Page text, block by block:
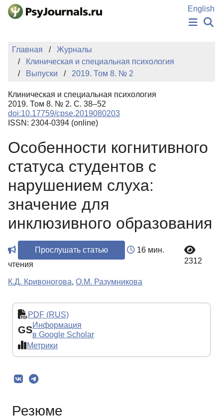
Перейти к основному содержанию
English
НОВОСТИ
АВТОРЫ
КЛЮЧЕВЫЕ СЛОВА
Регистрация
Главная
Журналы
Клиническая и специальная психология
Выпуски
2019. Том 8. № 2
Клиническая и специальная психология
2019. Том 8. № 2. С. 38–52
doi:10.17759/cpse.2019080203
ISSN: 2304-0394 (online)
Особенности когнитивного
статуса студентов с
нарушением слуха:
значение для
инклюзивного образования
Прослушать статью
16 мин.
чтения
2312
К.Д. Кривоногова, О.М. Разумникова
PDF (RUS)
GSИнформация
в Google Scholar
Метрики
Резюме